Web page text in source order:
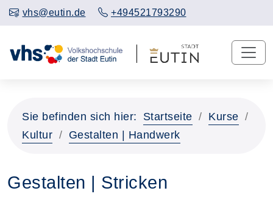
vhs@eutin.de +494521793290
Sie befinden sich hier: Startseite
Kurse
Kultur
Gestalten | Handwerk
Gestalten | Stricken